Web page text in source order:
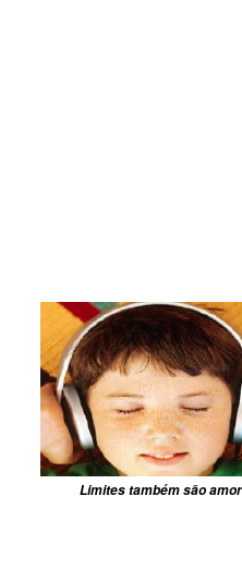
Limites também são amor